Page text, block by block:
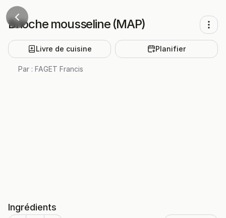
Brioche mousseline (MAP)
Livre de cuisine Planifier
Par : FAGET Francis
Ingrédients